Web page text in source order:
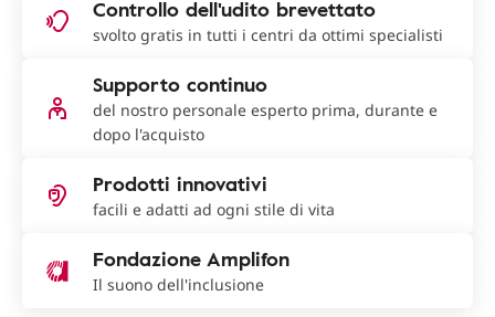
Controllo dell'udito brevettato
svolto gratis in tutti i centri da ottimi specialisti
Supporto continuo
del nostro personale esperto prima, durante e
dopo l'acquisto
Prodotti innovativi
facili e adatti ad ogni stile di vita
Fondazione Amplifon
Il suono dell'inclusione